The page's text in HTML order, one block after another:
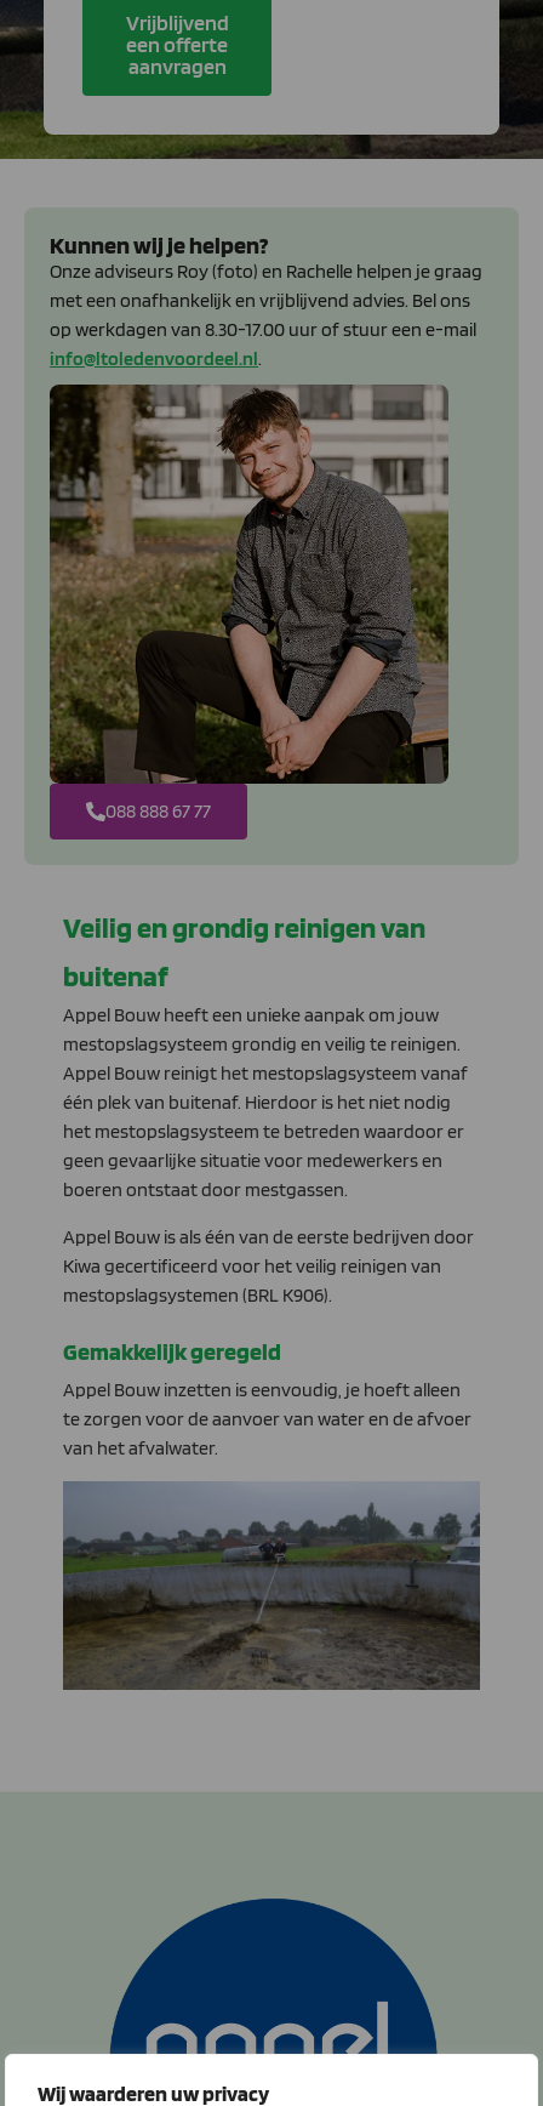
Wij waarderen uw privacy
Vrijblijvend
een offerte
aanvragen
Kunnen wij je helpen?
Onze adviseurs Roy (foto) en Rachelle helpen je graag
met een onafhankelijk en vrijblijvend advies. Bel ons
op werkdagen van 8.30-17.00 uur of stuur een e-mail
info@ltoledenvoordeel.nl.
088 888 67 77
Veilig en grondig reinigen van
buitenaf
Appel Bouw heeft een unieke aanpak om jouw
mestopslagsysteem grondig en veilig te reinigen.
Appel Bouw reinigt het mestopslagsysteem vanaf
één plek van buitenaf. Hierdoor is het niet nodig
het mestopslagsysteem te betreden waardoor er
geen gevaarlijke situatie voor medewerkers en
boeren ontstaat door mestgassen.
Appel Bouw is als één van de eerste bedrijven door
Kiwa gecertificeerd voor het veilig reinigen van
mestopslagsystemen (BRL K906).
Gemakkelijk geregeld
Appel Bouw inzetten is eenvoudig, je hoeft alleen
te zorgen voor de aanvoer van water en de afvoer
van het afvalwater.